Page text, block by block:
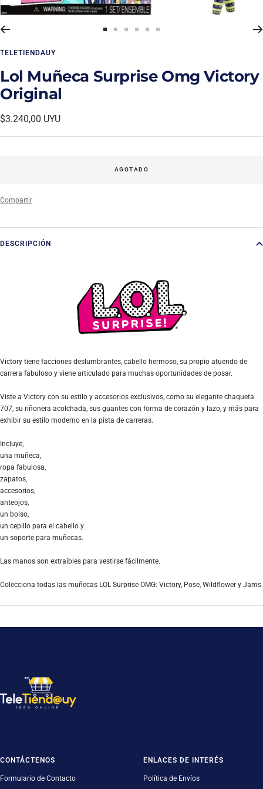
diapositiva
1
diapositiva
2
diapositiva
3
diapositiva
4
diapositiva
5
diapositiva
6
TELETIENDAUY
Lol Muñeca Surprise Omg Victory
Original
Precio
de
$3.240,00 UYU
AGOTADO
Compartir
DESCRIPCIÓN
Victory tiene facciones deslumbrantes, cabello hermoso, su propio atuendo de
carrera fabuloso y viene articulado para muchas oportunidades de posar.
Viste a Victory con su estilo y accesorios exclusivos, como su elegante chaqueta
707, su riñonera acolchada, sus guantes con forma de corazón y lazo, y más para
exhibir su estilo moderno en la pista de carreras.
Incluye;
una muñeca,
ropa fabulosa,
zapatos,
accesorios,
anteojos,
un bolso,
un cepillo para el cabello y
un soporte para muñecas.
Las manos son extraíbles para vestirse fácilmente.
Colecciona todas las muñecas LOL Surprise OMG: Victory, Pose, Wildflower y Jams.
CONTÁCTENOS
Formulario de Contacto
ENLACES DE INTERÉS
Política de Envíos